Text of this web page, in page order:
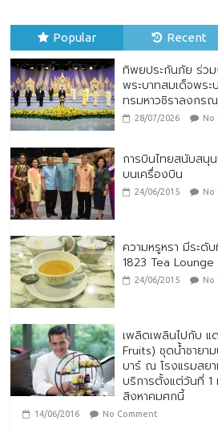
พระบาทสมเด็จพร
ทรมหาวชิราลงกร
Popular Recent
ทิพยประกันภัย ร่ว
พระบาทสมเด็จพร
ทรมหาวชิราลงกรณ
28/07/2026 No
การบินไทยสนับสนุ
บนเครื่องบิน
24/06/2015 No
ความหรูหรา มีระดั
1823 Tea
24/06/2015 No
เพลิดเพลินไปกับ
Fruits) ชุดน้ำชายา
บาร์ ณ โรงแรมสย
บริการตั้งแต่วันที่
สิงหาคมศกนี้
14/06/2016 No Comment